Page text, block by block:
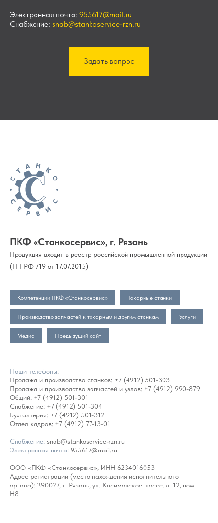
Электронная почта: 955617@mail.ru
Снабжение: snab@stankoservice-rzn.ru
Задать вопрос
ПКФ «Станкосервис», г. Рязань
Продукция входит в реестр российской промышленной продукции
(ПП РФ 719 от 17.07.2015)
Компетенции ПКФ «Станкосервис» Токарные станки
Производство запчастей к токарным и другим станкам Услуги
Медиа Предыдущий сайт
Наши телефоны:
Продажа и производство станков: +7 (4912) 501-303
Продажа и производство запчастей и узлов: +7 (4912) 990-879
Общий: +7 (4912) 501-301
Снабжение: +7 (4912) 501-304
Бухгалтерия: +7 (4912) 501-312
Отдел кадров: +7 (4912) 77-13-01
Снабжение: snab@stankoservice-rzn.ru
Электронная почта: 955617@mail.ru
ООО «ПКФ «Станкосервис», ИНН 6234016053
Адрес регистрации (место нахождения исполнительного
органа): 390027, г. Рязань, ул. Касимовское шоссе, д. 12, пом.
Н8